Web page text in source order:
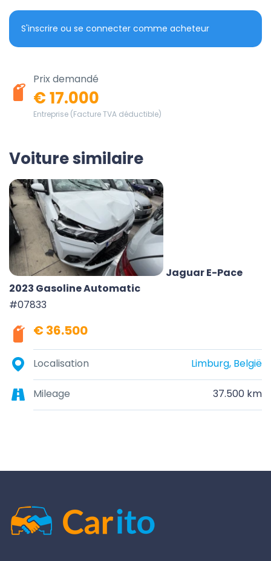
S'inscrire ou se connecter comme acheteur
Prix demandé
€ 17.000
Entreprise (Facture TVA déductible)
Voiture similaire
Jaguar E-Pace
2023 Gasoline Automatic
#07833
€ 36.500
Localisation Limburg, België
Mileage 37.500 km